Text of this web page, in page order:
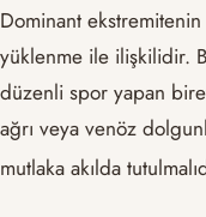
Dominant
yüklenme ile ilişkilidir.
düzenli spor yapan
ağrı veya venöz
mutlaka akılda